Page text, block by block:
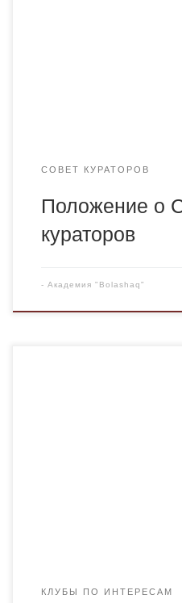
СОВЕТ КУРАТОРОВ
Положение о
кураторов
- Академия "Bolashaq"
КЛУБЫ ПО ИНТЕРЕСАМ